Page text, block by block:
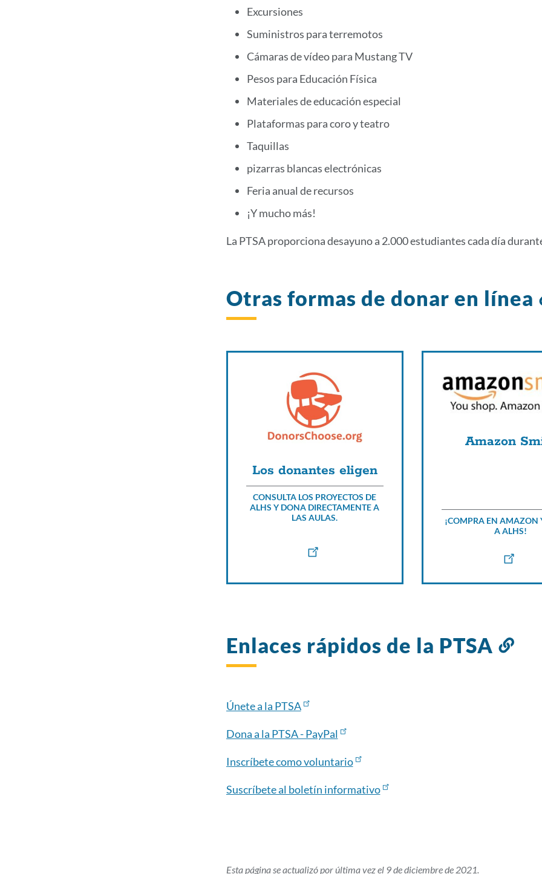
Excursiones
Suministros para terremotos
Cámaras de vídeo para Mustang TV
Pesos para Educación Física
Materiales de educación especial
Plataformas para coro y teatro
Taquillas
pizarras blancas electrónicas
Feria anual de recursos
¡Y mucho más!
La PTSA proporciona desayuno a 2.000 estudiantes cada día
Otras formas de donar en línea
Los donantes eligen
CONSULTA LOS PROYECTOS DE
ALHS Y DONA DIRECTAMENTE A
LAS AULAS.
Amazon
¡COMPRA EN AMAZON
A ALHS!
Enlaces rápidos de la PTSA
Únete a la PTSA
Dona a la PTSA - PayPal
Inscríbete como voluntario
Suscríbete al boletín informativo
Esta página se actualizó por última vez el 9 de diciembre de 2021.